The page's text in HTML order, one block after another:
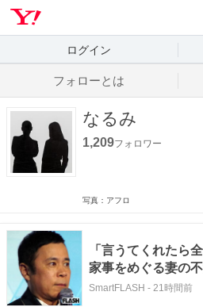
ログイン
フォローとは
なるみ
1,209フォロワー
写真：アフロ
「言うてくれたら
家事をめぐる妻の
一喝…たびたび見え
SmartFLASH - 21時間前